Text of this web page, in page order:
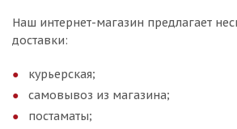
Наш интернет-магазин предлагает
доставки:
курьерская;
самовывоз из магазина;
постаматы;